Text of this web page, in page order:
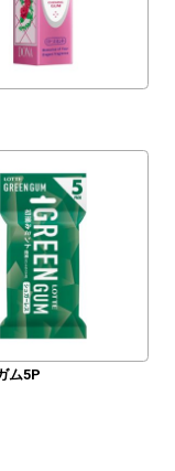
ム5P